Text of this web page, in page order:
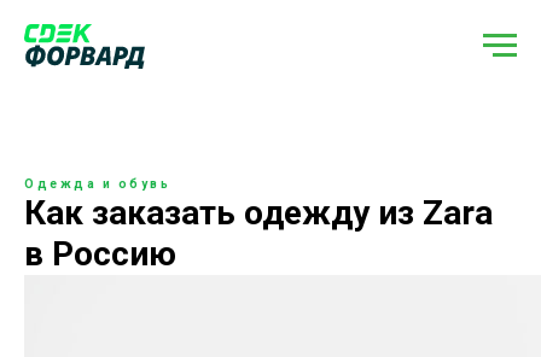
Одежда и обувь
Как заказать одежду из Zara
в Россию